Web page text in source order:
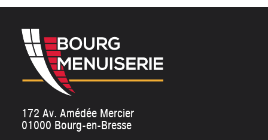
172 Av. Amédée Mercier
01000 Bourg-en-Bresse